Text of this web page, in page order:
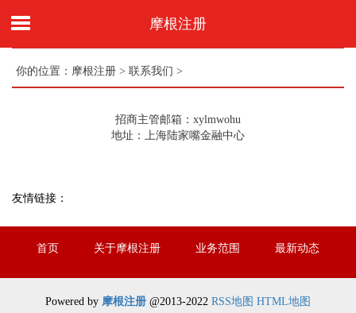
摩根注册
你的位置： 摩根注册 > 联系我们 >
招商主管邮箱：xylmwohu
地址：上海陆家嘴金融中心
友情链接：
首页 关于摩根注册 业务范围 最新动态
Powered by 摩根注册 @2013-2022 RSS地图 HTML地图